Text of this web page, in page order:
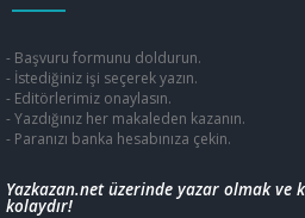
- Başvuru formunu doldurun.
- İstediğiniz işi seçerek yazın.
- Editörlerimiz onaylasın.
- Yazdığınız her makaleden kazanın.
- Paranızı banka hesabınıza çekin.
Yazkazan.net üzerinde yazar olmak ve
kolaydır!